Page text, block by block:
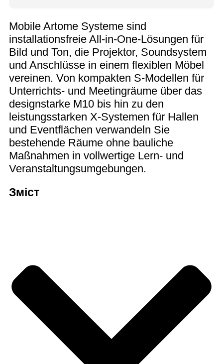
Mobile Artome Systeme sind
installationsfreie All‑in‑One‑Lösungen für
Bild und Ton, die Projektor, Soundsystem
und Anschlüsse in einem flexiblen Möbel
vereinen. Von kompakten S‑Modellen für
Unterrichts- und Meetingräume über das
designstarke M10 bis hin zu den
leistungsstarken X‑Systemen für Hallen
und Eventflächen verwandeln Sie
bestehende Räume ohne bauliche
Maßnahmen in vollwertige Lern‑ und
Veranstaltungsumgebungen.
Зміст